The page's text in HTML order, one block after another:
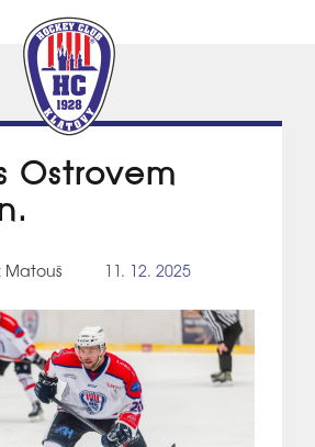
Ostrovem
Matouš 11. 12. 2025